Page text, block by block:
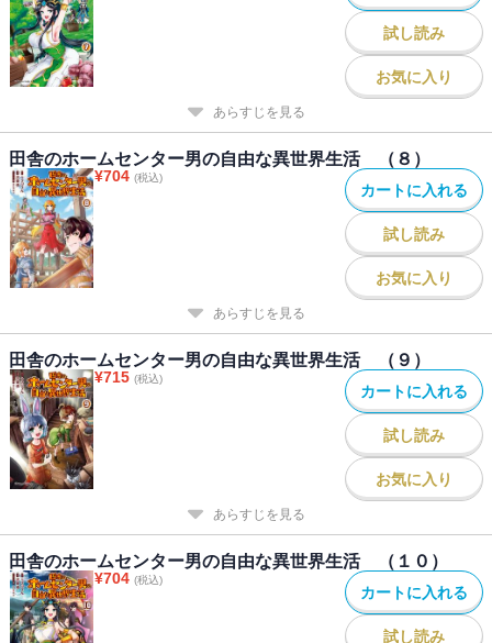
試し読み
お気に入り
あらすじを見る
田舎のホームセンター男の自由な異世界生活 （８）
¥704 (税込)
カートに入れる
試し読み
お気に入り
あらすじを見る
田舎のホームセンター男の自由な異世界生活 （９）
¥715 (税込)
カートに入れる
試し読み
お気に入り
あらすじを見る
田舎のホームセンター男の自由な異世界生活 （１０）
¥704 (税込)
カートに入れる
試し読み